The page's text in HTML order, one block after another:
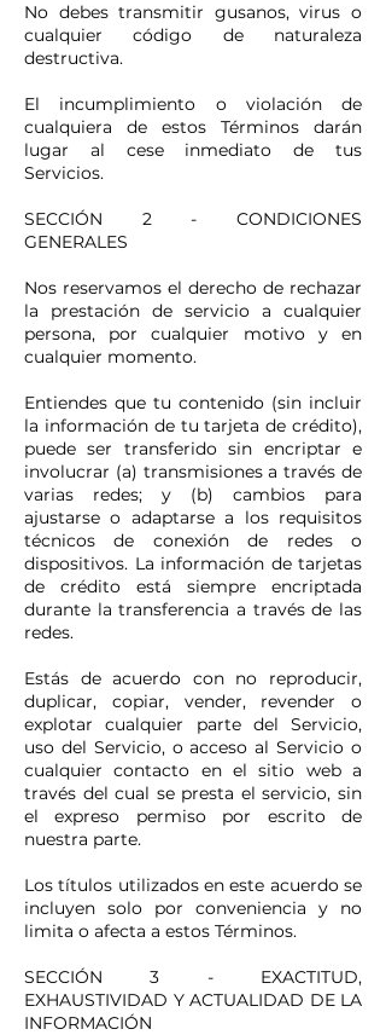
No debes transmitir gusanos, virus o
cualquier código de naturaleza
destructiva.
El incumplimiento o violación de
cualquiera de estos Términos darán
lugar al cese inmediato de tus
Servicios.
SECCIÓN 2 - CONDICIONES
GENERALES
Nos reservamos el derecho de rechazar
la prestación de servicio a cualquier
persona, por cualquier motivo y en
cualquier momento.
Entiendes que tu contenido (sin incluir
la información de tu tarjeta de crédito),
puede ser transferido sin encriptar e
involucrar (a) transmisiones a través de
varias redes; y (b) cambios para
ajustarse o adaptarse a los requisitos
técnicos de conexión de redes o
dispositivos. La información de tarjetas
de crédito está siempre encriptada
durante la transferencia a través de las
redes.
Estás de acuerdo con no reproducir,
duplicar, copiar, vender, revender o
explotar cualquier parte del Servicio,
uso del Servicio, o acceso al Servicio o
cualquier contacto en el sitio web a
través del cual se presta el servicio, sin
el expreso permiso por escrito de
nuestra parte.
Los títulos utilizados en este acuerdo se
incluyen solo por conveniencia y no
limita o afecta a estos Términos.
SECCIÓN 3 - EXACTITUD,
EXHAUSTIVIDAD Y ACTUALIDAD DE LA
INFORMACIÓN